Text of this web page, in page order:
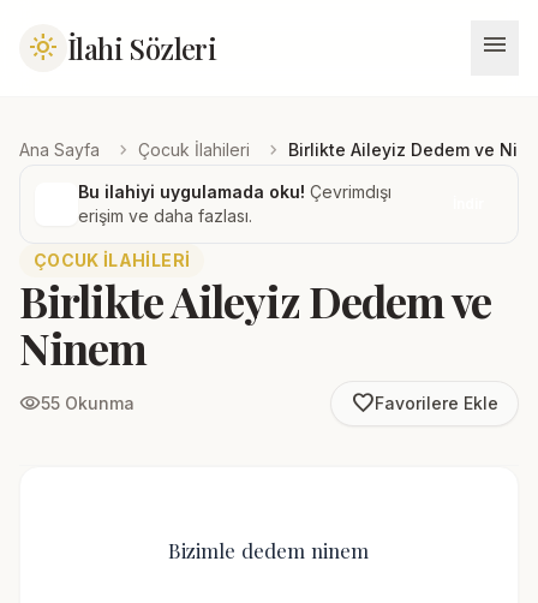
light_mode İlahi Sözleri menu
Ana Sayfa chevron_right Çocuk İlahileri chevron_right Birlikte Aileyiz Dedem ve
Bu ilahiyi uygulamada oku! Çevrimdışı
erişim ve daha fazlası.
ÇOCUK İLAHILERI
Birlikte Aileyiz Dedem ve
Ninem
visibility55 Okunma favorite_borderFavorilere Ekle
Bizimle dedem ninem